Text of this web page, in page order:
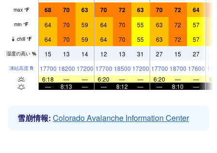
max °F 68 70 63 70 72 63 70 72 64
min °F 64 70 59 64 70 55 63 72 57
chill °F 64 70 59 64 70 55 63 72 57
湿度の高い % 15 13 14 12 13 31 27 15 27
凍結高度 ft 17700 18200 17200 17700 18500 17200 17700 18700 17600
6:18
— — 6:20 — — 6:20 — —
—
8:13 — — 8:12 — — 8:10 —
雪崩情報: Colorado Avalanche Information Center